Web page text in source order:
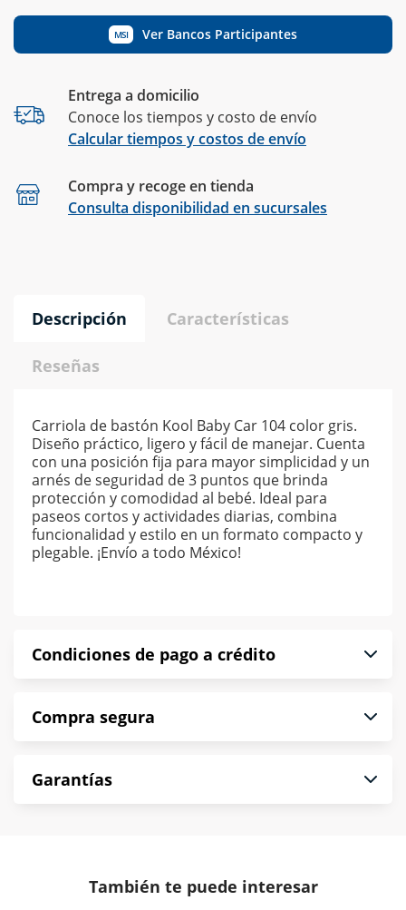
MSI Ver Bancos Participantes
Entrega a domicilio
Conoce los tiempos y costo de envío
Calcular tiempos y costos de envío
Compra y recoge en tienda
Consulta disponibilidad en sucursales
Descripción Características
Reseñas
Carriola de bastón Kool Baby Car 104 color gris.
Diseño práctico, ligero y fácil de manejar. Cuenta
con una posición fija para mayor simplicidad y un
arnés de seguridad de 3 puntos que brinda
protección y comodidad al bebé. Ideal para
paseos cortos y actividades diarias, combina
funcionalidad y estilo en un formato compacto y
plegable. ¡Envío a todo México!
Condiciones de pago a crédito
puntualmente. Al finalizar tu compra generas el
*Sujeto a aprobación de crédito conforme a
norma de Muebles América.
Compra segura
compra es segura de principio a fin.
- Certificados de seguridad SSL y Encriptación 3D.
Garantías
También te puede interesar